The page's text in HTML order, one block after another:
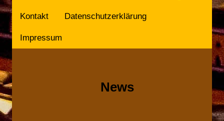
Kontakt Datenschutzerklärung
Impressum
News